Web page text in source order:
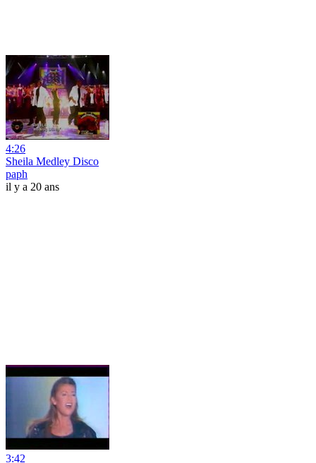
4:26
Sheila Medley Disco
paph
il y a 20 ans
3:42